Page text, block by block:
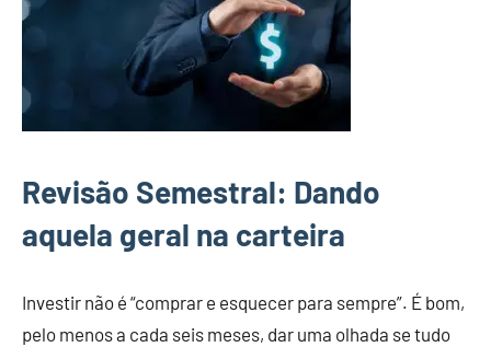
Revisão Semestral: Dando
aquela geral na carteira
Investir não é “comprar e esquecer para sempre”. É bom,
pelo menos a cada seis meses, dar uma olhada se tudo